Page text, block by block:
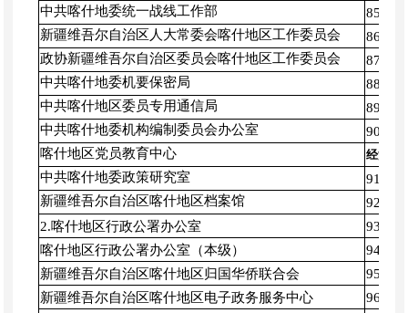
中共喀什地委统一战线工作部 85.喀
新疆维吾尔自治区人大常委会喀什地区工作委员会 86.新
政协新疆维吾尔自治区委员会喀什地区工作委员会 87.新
中共喀什地委机要保密局 88.喀
中共喀什地区委员专用通信局 89.喀
中共喀什地委机构编制委员会办公室 90.喀
喀什地区党员教育中心
经济建
中共喀什地委政策研究室
91.喀
新疆维吾尔自治区喀什地区档案馆
92.喀
2.喀什地区行政公署办公室
93.喀
喀什地区行政公署办公室（本级）
94.喀
新疆维吾尔自治区喀什地区归国华侨联合会
95.喀
新疆维吾尔自治区喀什地区电子政务服务中心
96.喀